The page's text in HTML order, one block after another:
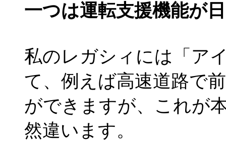
一つは運転支援機能が
私のレガシィには「ア
て、例えば高速道路で
ができますが、これが
然違います。